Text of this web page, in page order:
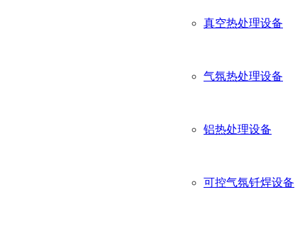
真空热处理设备
气氛热处理设备
铝热处理设备
可控气氛钎焊设备